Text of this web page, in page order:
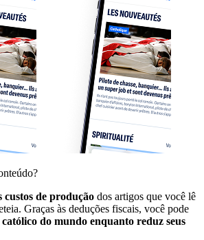
de produção dos artigos que você lê
Graças às deduções fiscais, você pode
do mundo enquanto reduz seus